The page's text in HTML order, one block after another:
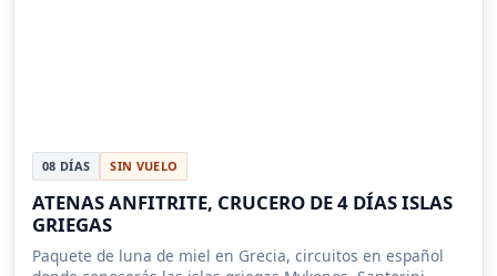
08 DÍAS SIN VUELO
ATENAS ANFITRITE, CRUCERO DE 4 DÍAS ISLAS
GRIEGAS
Paquete de luna de miel en Grecia, circuitos en español